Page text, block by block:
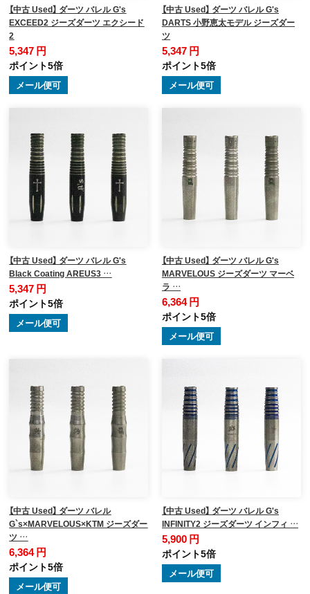
【中古 Used】 ダーツ バレル G's
EXCEED2 ジーズダーツ エクシード
2
5,347 円
ポイント5倍
メール便可
【中古 Used】 ダーツ バレル G's
DARTS 小野恵太モデル ジーズダー
ツ
5,347 円
ポイント5倍
メール便可
【中古 Used】 ダーツ バレル G's
Black Coating AREUS3 …
5,347 円
ポイント5倍
メール便可
【中古 Used】 ダーツ バレル G's
MARVELOUS ジーズダーツ マーベ
ラ …
6,364 円
ポイント5倍
メール便可
【中古 Used】 ダーツ バレル
G`s×MARVELOUS×KTM ジーズダー
ツ …
6,364 円
ポイント5倍
メール便可
【中古 Used】 ダーツ バレル G's
INFINITY2 ジーズダーツ インフィ …
5,900 円
ポイント5倍
メール便可